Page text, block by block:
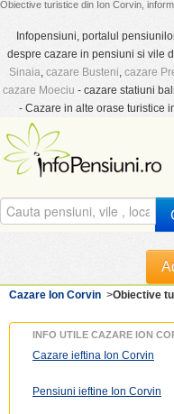
Obiective turistice din Ion Corvin,
Infopensiuni, portalul
despre cazare in pensiuni si vile
Sinaia, cazare Busteni, cazare
cazare Moeciu - cazare statiuni
- Cazare in alte orase turistice
Cazare Ion Corvin >Obiective
INFO UTILE CAZARE ION
Cazare ieftina Ion Corvin
Pensiuni ieftine Ion Corvin